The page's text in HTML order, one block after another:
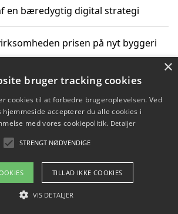
en bæredygtig digital strategi
prisen på nyt byggeri
til en hjemmeside uden binding
2026 - Pilanto Aps
kontakt
Blog Betingelser
×
bruger tracking cookies
cookies til at forbedre brugeroplevelsen. Ved
hjemmeside accepterer du alle cookies i
med vores cookiepolitik. Detaljer
STRENGT NØDVENDIGE
TILLAD IKKE COOKIES
VIS DETALJER